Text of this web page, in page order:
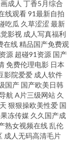
碰av人人 欧韩一级
网址 日韩殴美 91社
鲁鲁 大香蕉888 欧
天堂网站 午夜福利
草热久草com 日韩
乳A片 1024国产毛
成人 丁香5月综合
线观看91最新自拍
吃瓜 久草涩涩 最新
影视 成人写真福利
在线精品国产免费观
源 超碰91资源 国产
免费伦理电影 日本
影院爱爱 成人软件
国产 国产欧美日韩
航 A片三级网站 久
狠狠操欧美性爱 国
冻传媒 久久国产成
熟女视频在线乱伦
成人无码高清毛片